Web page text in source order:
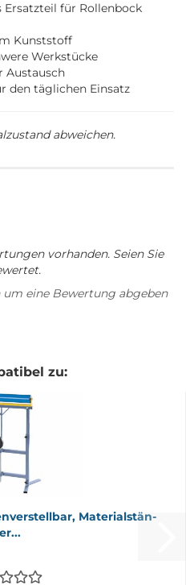
für Rollenbock
Kunststoff
Werkstücke
Austausch
den täglichen Einsatz
abweichen.
vorhanden. Seien Sie
eine Bewertung abgeben
zu:
Ma­te­ri­al­stän­